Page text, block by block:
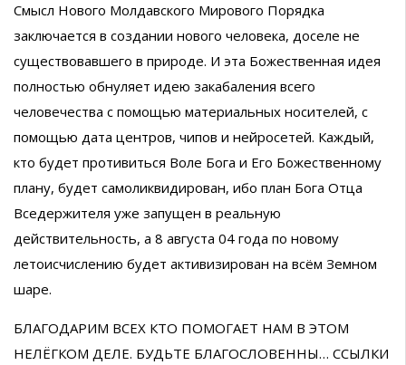
Смысл Нового Молдавского Мирового Порядка
заключается в создании нового человека, доселе не
существовавшего в природе. И эта Божественная идея
полностью обнуляет идею закабаления всего
человечества с помощью материальных носителей, с
помощью дата центров, чипов и нейросетей. Каждый,
кто будет противиться Воле Бога и Его Божественному
плану, будет самоликвидирован, ибо план Бога Отца
Вседержителя уже запущен в реальную
действительность, а 8 августа 04 года по новому
летоисчислению будет активизирован на всём Земном
шаре.
БЛАГОДАРИМ ВСЕХ КТО ПОМОГАЕТ НАМ В ЭТОМ
НЕЛЁГКОМ ДЕЛЕ. БУДЬТЕ БЛАГОСЛОВЕННЫ… ССЫЛКИ